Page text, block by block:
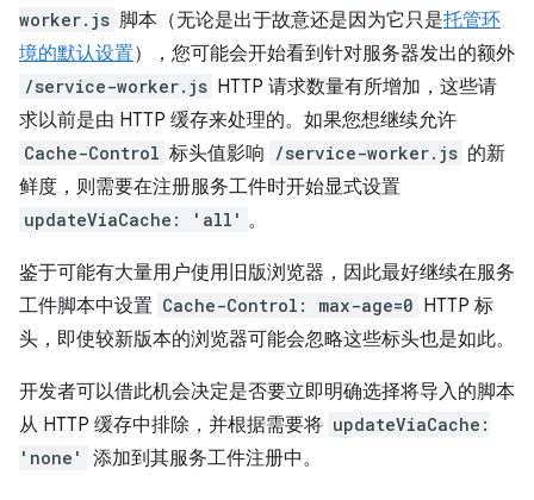
worker.js 脚本（无论是出于故意还是因为它只是托管环
境的默认设置），您可能会开始看到针对服务器发出的额外
/service-worker.js HTTP 请求数量有所增加，这些请
求以前是由 HTTP 缓存来处理的。如果您想继续允许
Cache-Control 标头值影响 /service-worker.js 的新
鲜度，则需要在注册服务工件时开始显式设置
updateViaCache: 'all' 。
鉴于可能有大量用户使用旧版浏览器，因此最好继续在服务
工件脚本中设置 Cache-Control: max-age=0 HTTP 标
头，即使较新版本的浏览器可能会忽略这些标头也是如此。
开发者可以借此机会决定是否要立即明确选择将导入的脚本
从 HTTP 缓存中排除，并根据需要将 updateViaCache:
'none'
添加到其服务工件注册中。